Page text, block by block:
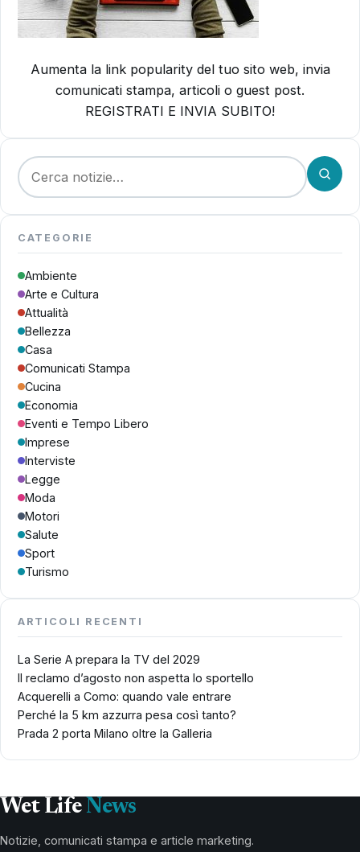
Aumenta la link popularity del tuo sito web, invia
comunicati stampa, articoli o guest post.
REGISTRATI E INVIA SUBITO!
Cerca:
CATEGORIE
Ambiente
Arte e Cultura
Attualità
Bellezza
Casa
Comunicati Stampa
Cucina
Economia
Eventi e Tempo Libero
Imprese
Interviste
Legge
Moda
Motori
Salute
Sport
Turismo
ARTICOLI RECENTI
La Serie A prepara la TV del 2029
Il reclamo d’agosto non aspetta lo sportello
Acquerelli a Como: quando vale entrare
Perché la 5 km azzurra pesa così tanto?
Prada 2 porta Milano oltre la Galleria
Wet Life News
Notizie, comunicati stampa e article marketing.